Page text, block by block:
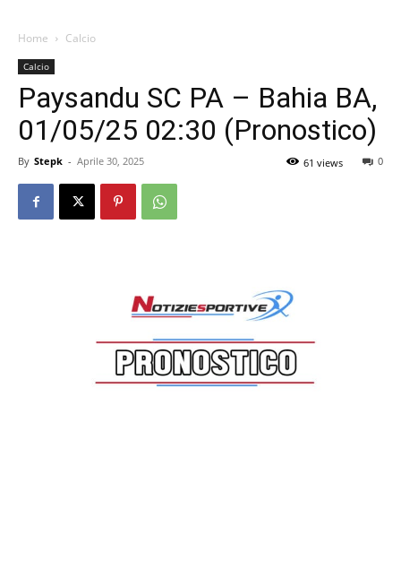
Home Calcio
Calcio
Paysandu SC PA – Bahia BA,
01/05/25 02:30 (Pronostico)
By Stepk - Aprile 30, 2025 0
61 views